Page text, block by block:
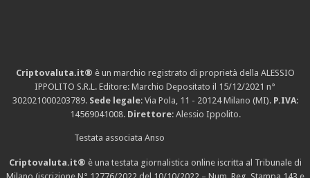
Criptovaluta.it® è un marchio registrato di proprietà della ALESSIO
IPPOLITO S.R.L. Editore: Marchio Depositato il 15/12/2021 n°
302021000203789. Sede legale: Via Pola, 11 - 20124 Milano (MI). P.IVA:
14569041008. Direttore: Alessio Ippolito.
Testata associata Anso
Criptovaluta.it® è una testata giornalistica online iscritta al Tribunale di